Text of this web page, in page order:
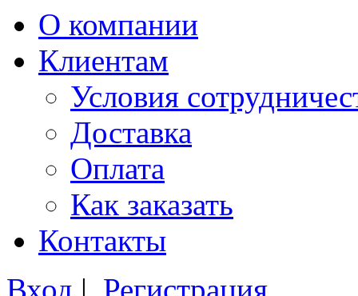
О компании
Клиентам
Условия
Доставка
Оплата
Как заказать
Контакты